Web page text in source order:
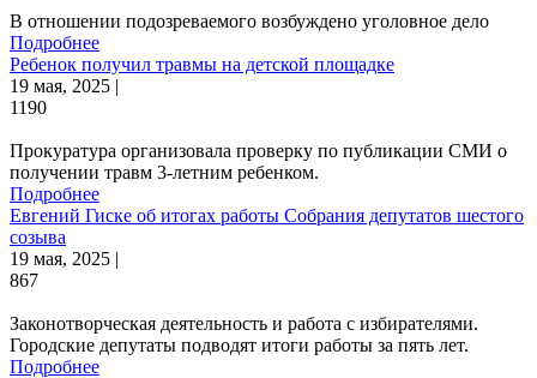
В отношении подозреваемого возбуждено уголовное дело
Подробнее
Ребенок получил травмы на детской площадке
19 мая, 2025 |
1190
Прокуратура организовала проверку по публикации СМИ о
получении травм 3-летним ребенком.
Подробнее
Евгений Гиске об итогах работы Собрания депутатов шестого
созыва
19 мая, 2025 |
867
Законотворческая деятельность и работа с избирателями.
Городские депутаты подводят итоги работы за пять лет.
Подробнее